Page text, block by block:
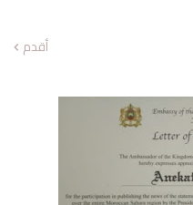
أقدم